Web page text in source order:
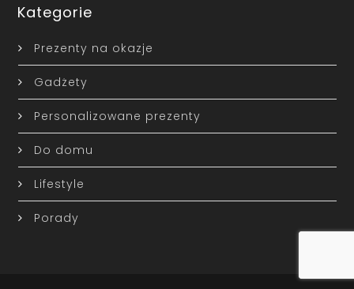
Kategorie
Prezenty na okazje
Gadżety
Personalizowane prezenty
Do domu
Lifestyle
Porady